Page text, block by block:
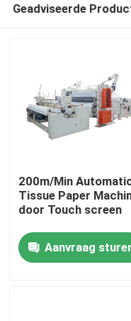
Thuis
Contacten
Geadviseerde
200m/Min
Tissue Paper
door Touch screen
Aanvraag